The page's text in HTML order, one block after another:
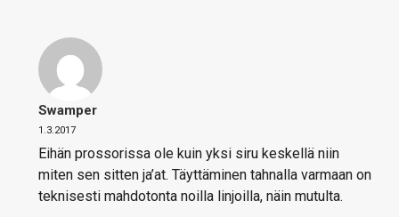
Swamper
1.3.2017
Eihän prossorissa ole kuin yksi siru keskellä niin
miten sen sitten ja’at. Täyttäminen tahnalla varmaan on
teknisesti mahdotonta noilla linjoilla, näin mutulta.